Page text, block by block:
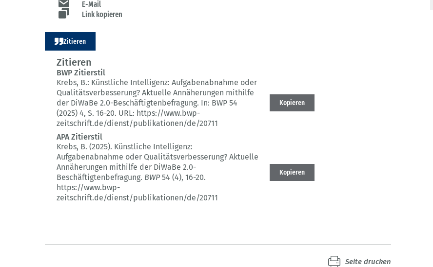
E-Mail
Link kopieren
Zitieren
Zitieren
BWP Zitierstil
Krebs, B.: Künstliche Intelligenz: Aufgabenabnahme oder
Qualitätsverbesserung? Aktuelle Annäherungen mithilfe
der DiWaBe 2.0-Beschäftigtenbefragung. In: BWP 54
(2025) 4, S. 16-20. URL: https://www.bwp-
zeitschrift.de/dienst/publikationen/de/20711
Kopieren
APA Zitierstil
Krebs, B. (2025). Künstliche Intelligenz:
Aufgabenabnahme oder Qualitätsverbesserung? Aktuelle
Annäherungen mithilfe der DiWaBe 2.0-
Beschäftigtenbefragung. BWP54 (4), 16-20.
https://www.bwp-
zeitschrift.de/dienst/publikationen/de/20711
Kopieren
Seite drucken